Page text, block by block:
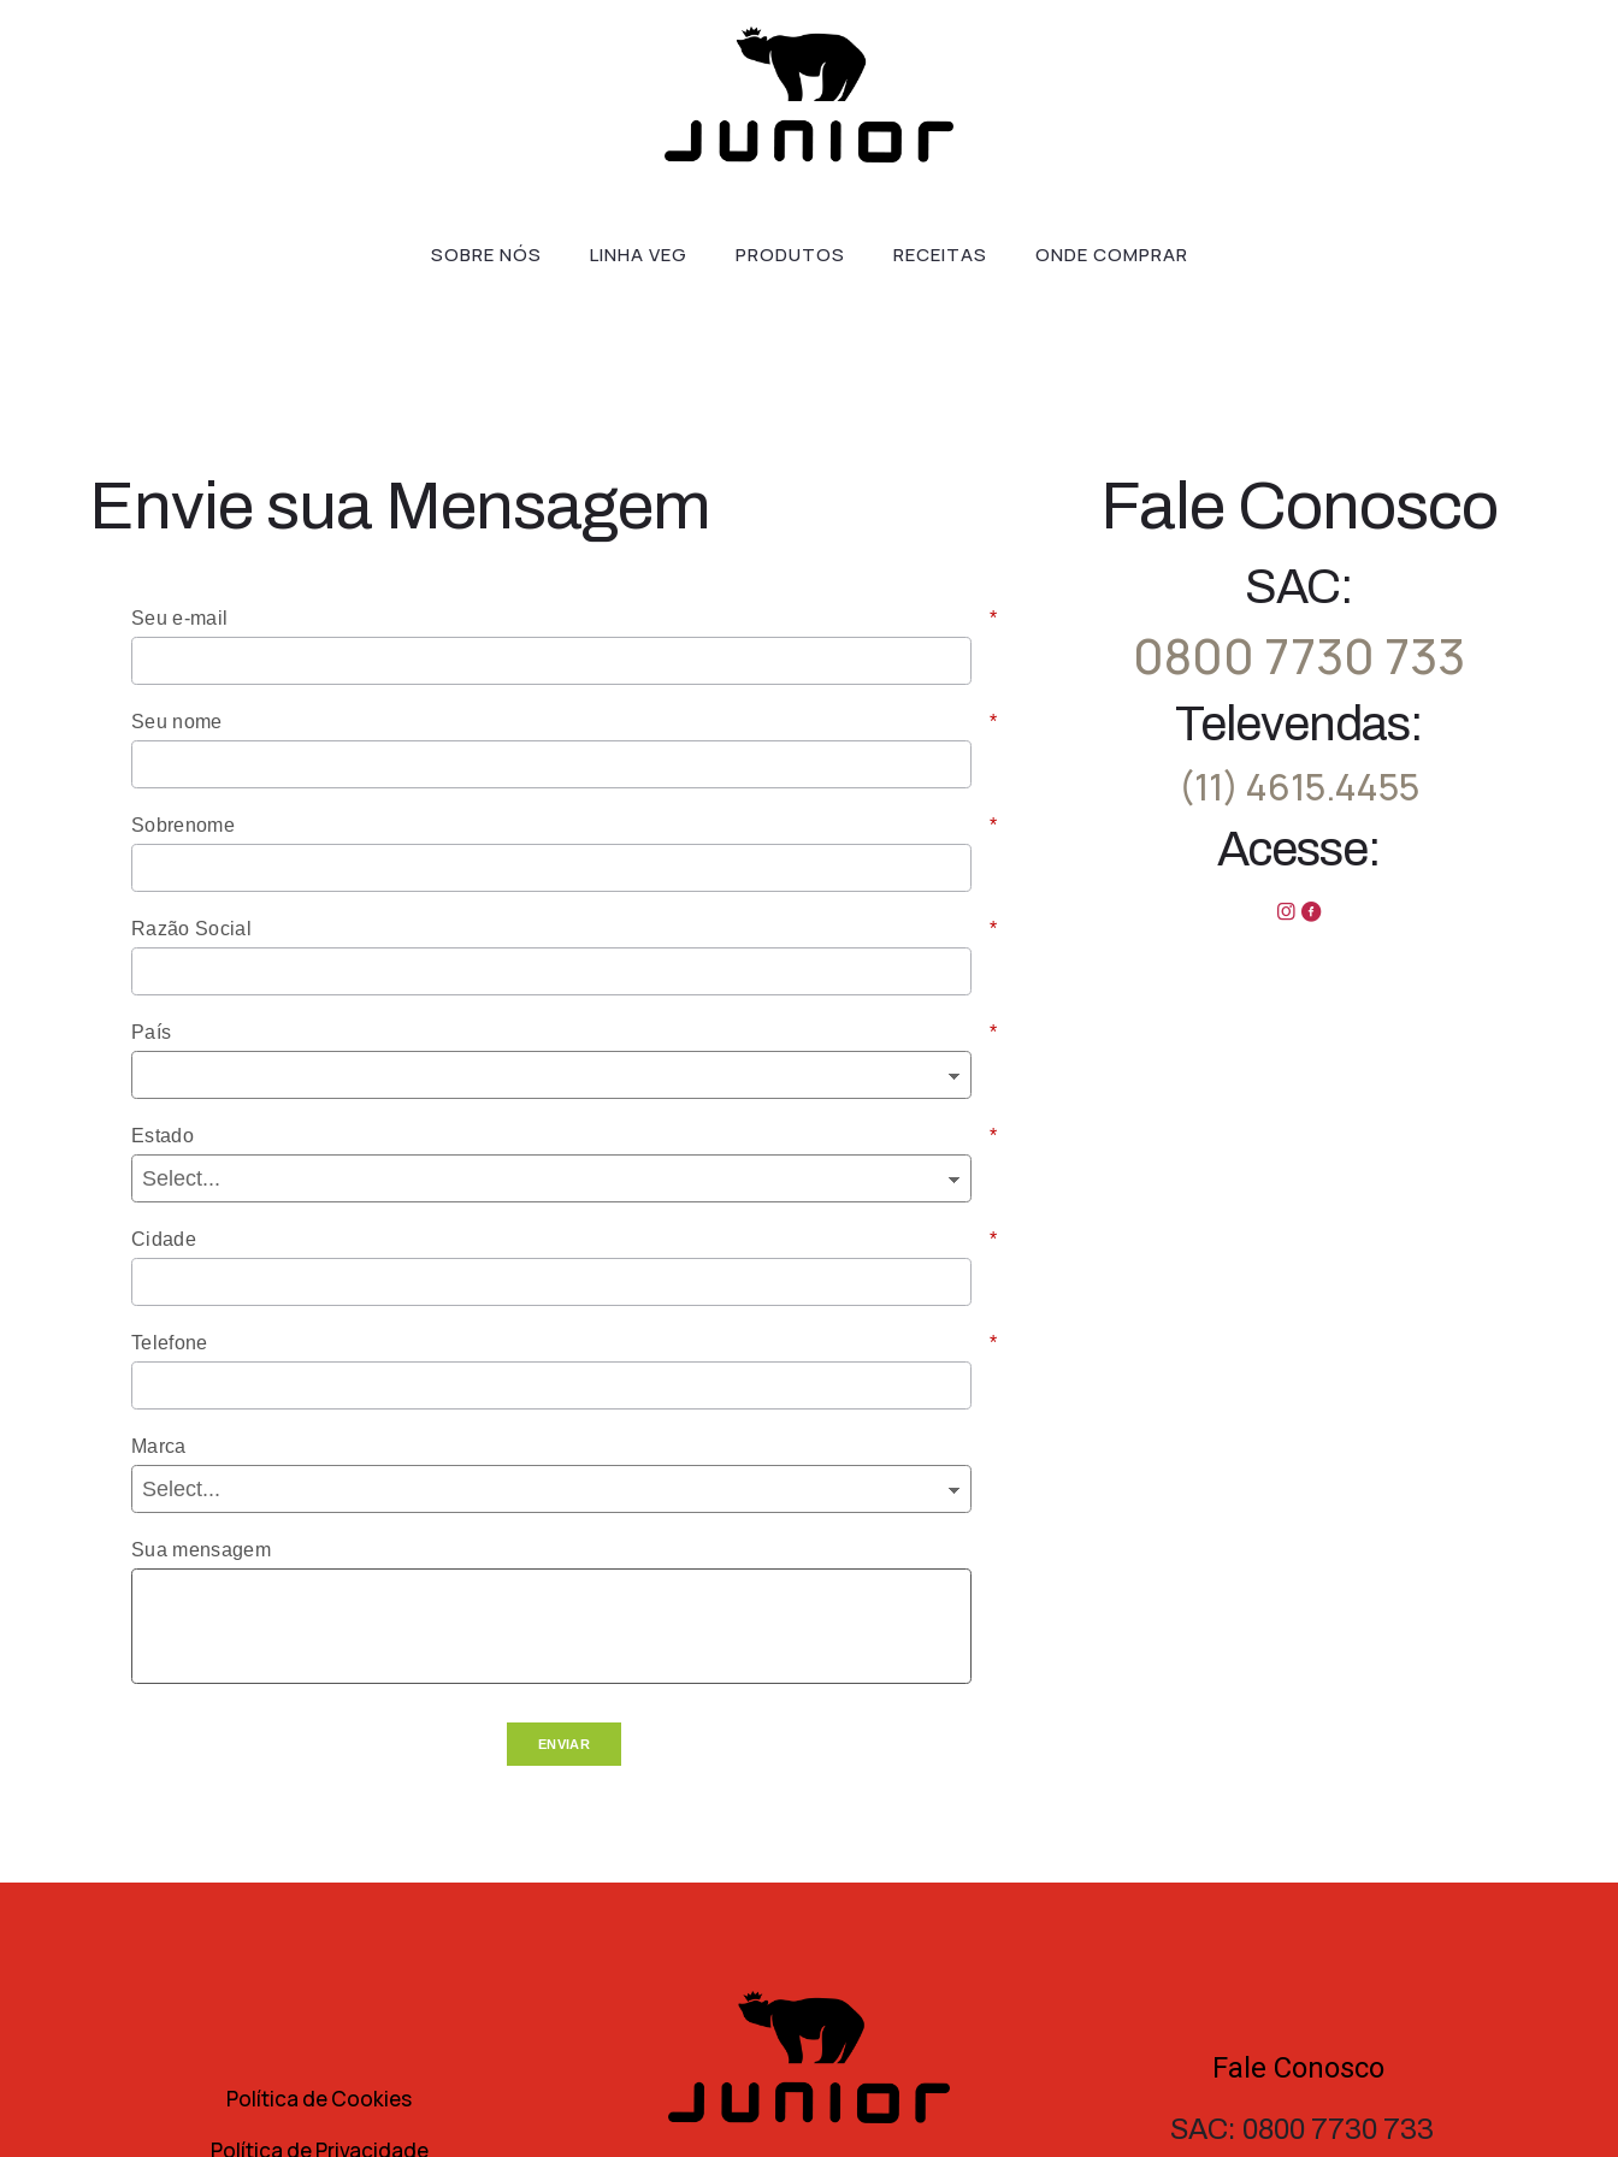
SOBRE NÓS LINHA VEG PRODUTOS RECEITAS ONDE COMPRAR
Envie sua Mensagem
*
Seu e-mail
*
Seu nome
*
Sobrenome
*
Razão Social
*
País
*
Estado
*
Cidade
*
Telefone
Marca
Sua mensagem
ENVIAR
Fale Conosco
SAC:
0800 7730 733
Televendas:
(11) 4615.4455
Acesse:
Política de Cookies
Política de Privacidade
Fale Conosco
SAC: 0800 7730 733